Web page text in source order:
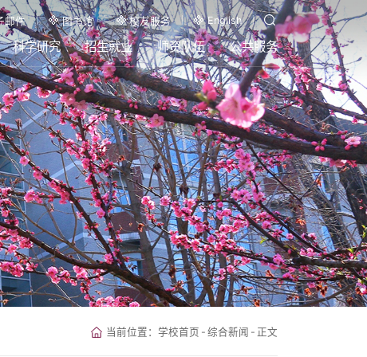
邮件 图书馆 校友服务 English
科学研究 招生就业 师资队伍 公共服务
当前位置： 学校首页 - 综合新闻 - 正文